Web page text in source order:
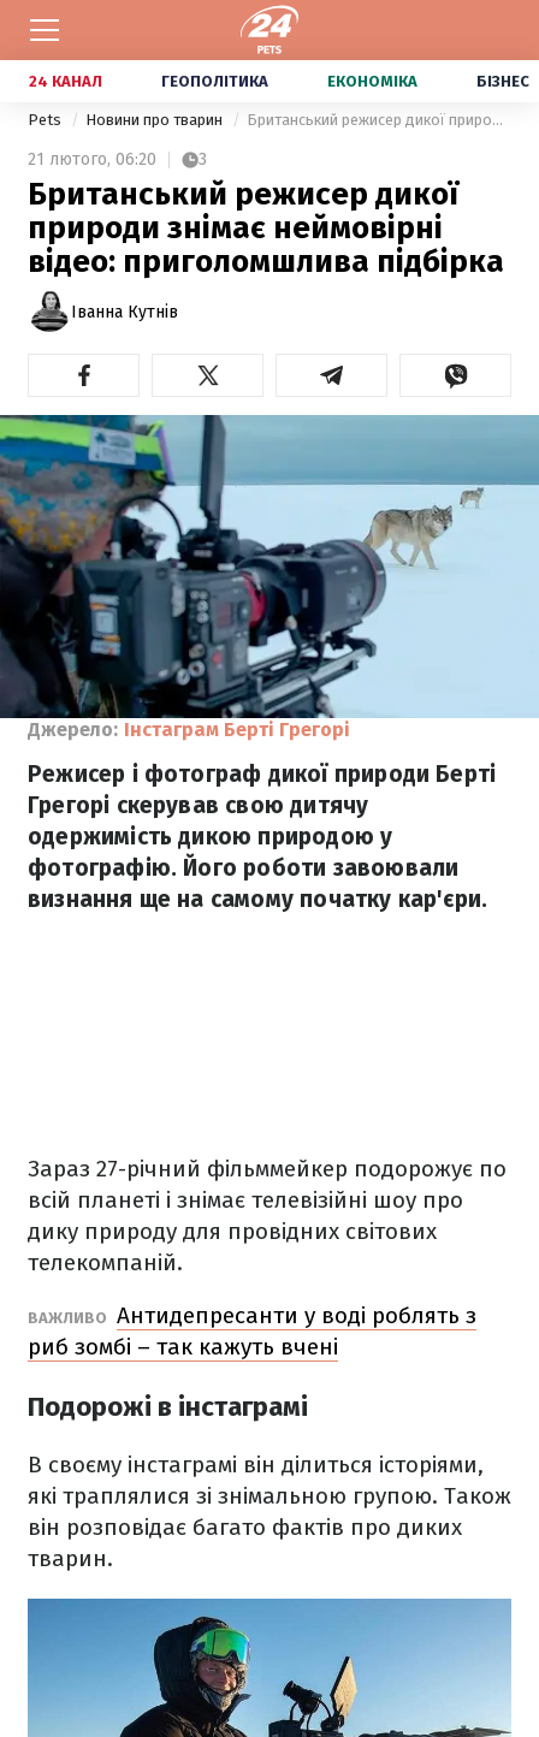
24 КАНАЛ ГЕОПОЛІТИКА ЕКОНОМІКА БІЗНЕС
Pets Новини про тварин Британський режисер дикої природи знімає неймовірні відео: приголомшлива підбірка
21 лютого, 06:20 3
Британський режисер дикої
природи знімає неймовірні
відео: приголомшлива підбірка
Іванна Кутнів
Джерело: Інстаграм Берті Грегорі
Режисер і фотограф дикої природи Берті
Грегорі скерував свою дитячу
одержимість дикою природою у
фотографію. Його роботи завоювали
визнання ще на самому початку кар'єри.
Зараз 27-річний фільммейкер подорожує по
всій планеті і знімає телевізійні шоу про
дику природу для провідних світових
телекомпаній.
ВАЖЛИВО Антидепресанти у воді роблять з
риб зомбі – так кажуть вчені
Подорожі в інстаграмі
В своєму інстаграмі він ділиться історіями,
які траплялися зі знімальною групою. Також
він розповідає багато фактів про диких
тварин.